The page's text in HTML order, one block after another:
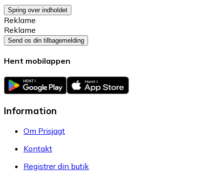
Spring over indholdet
Reklame
Reklame
Send os din tilbagemelding
Hent mobilappen
Information
Om Prisjagt
Kontakt
Registrer din butik